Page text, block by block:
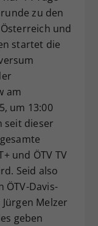
zu den
und
startet die
am
um 13:00
seit dieser
und ÖTV TV
Seid also
ÖTV-Davis-
Melzer
geben
Ihre Consent-
eine
für die
Ihrer
falls der
eingestellt